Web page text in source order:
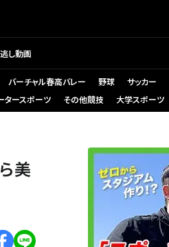
し動画
バーチャル春高バレー 野球 サッカー
タースポーツ その他競技 大学スポーツ
美